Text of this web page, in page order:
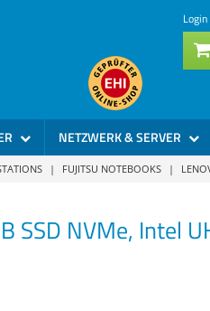
Login
NETZWERK & SERVER
| FUJITSU NOTEBOOKS |
SSD NVMe, Intel